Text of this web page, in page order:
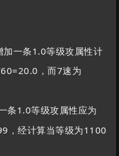
一条1.0等级攻属性计
，而7速为
条1.0等级攻属性应为
经计算当等级为1100